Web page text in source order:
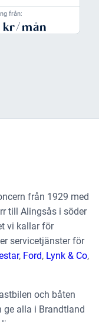
från:
kr/mån
från 1929 med
till Alingsås i söder
vi kallar för
servicetjänster för
, Ford, Lynk & Co,
och båten
ge alla i Brandtland